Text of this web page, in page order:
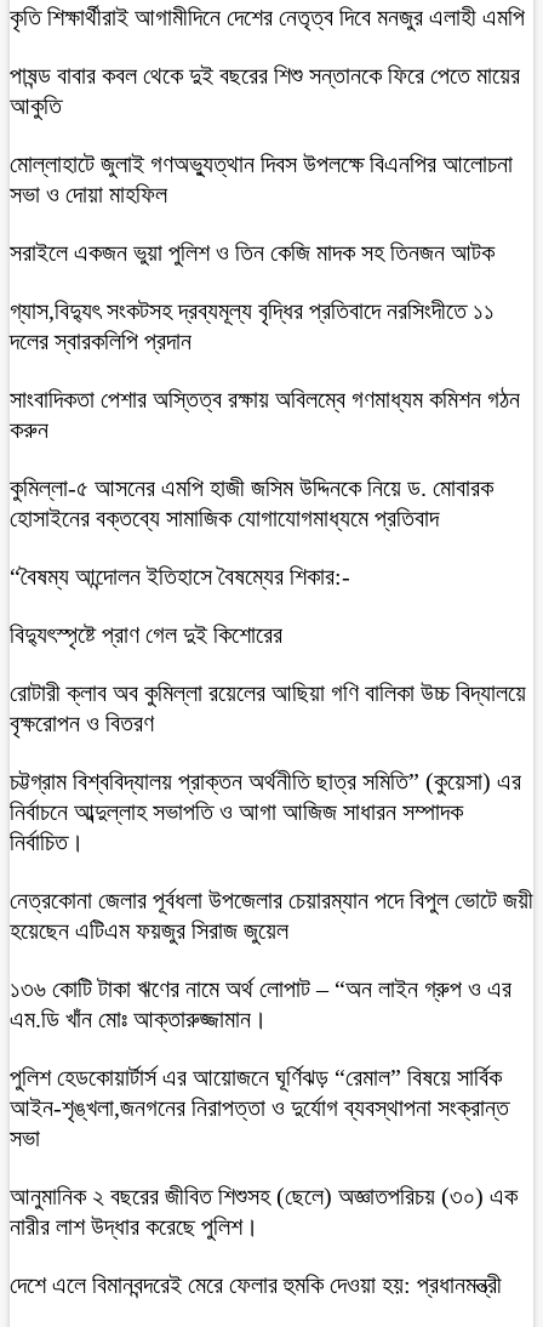
কৃতি শিক্ষার্থীরাই আগামীদিনে দেশের নেতৃত্ব দিবে মনজুর এলাহী এমপি
পাষন্ড বাবার কবল থেকে দুই বছরের শিশু সন্তানকে ফিরে পেতে মায়ের
আকুতি
মোল্লাহাটে জুলাই গণঅভ্যুত্থান দিবস উপলক্ষে বিএনপির আলোচনা
সভা ও দোয়া মাহফিল
সরাইলে একজন ভুয়া পুলিশ ও তিন কেজি মাদক সহ তিনজন আটক
গ্যাস,বিদ্যুৎ সংকটসহ দ্রব্যমূল্য বৃদ্ধির প্রতিবাদে নরসিংদীতে ১১
দলের স্বারকলিপি প্রদান
সাংবাদিকতা পেশার অস্তিত্ব রক্ষায় অবিলম্বে গণমাধ্যম কমিশন গঠন
করুন
কুমিল্লা-৫ আসনের এমপি হাজী জসিম উদ্দিনকে নিয়ে ড. মোবারক
হোসাইনের বক্তব্যে সামাজিক যোগাযোগমাধ্যমে প্রতিবাদ
“বৈষম্য আন্দোলন ইতিহাসে বৈষম্যের শিকার:-
বিদ্যুৎস্পৃষ্টে প্রাণ গেল দুই কিশোরের
রোটারী ক্লাব অব কুমিল্লা রয়েলের আছিয়া গণি বালিকা উচ্চ বিদ্যালয়ে
বৃক্ষরোপন ও বিতরণ
চট্টগ্রাম বিশ্ববিদ্যালয় প্রাক্তন অর্থনীতি ছাত্র সমিতি” (কুয়েসা) এর
নির্বাচনে আব্দুল্লাহ সভাপতি ও আগা আজিজ সাধারন সম্পাদক
নির্বাচিত।
নেত্রকোনা জেলার পূর্বধলা উপজেলার চেয়ারম্যান পদে বিপুল ভোটে জয়ী
হয়েছেন এটিএম ফয়জুর সিরাজ জুয়েল
১৩৬ কোটি টাকা ঋণের নামে অর্থ লোপাট – “অন লাইন গ্রুপ ও এর
এম.ডি খাঁন মোঃ আক্তারুজ্জামান।
পুলিশ হেডকোয়ার্টার্স এর আয়োজনে ঘূর্ণিঝড় “রেমাল” বিষয়ে সার্বিক
আইন-শৃঙ্খলা,জনগনের নিরাপত্তা ও দুর্যোগ ব্যবস্থাপনা সংক্রান্ত
সভা
আনুমানিক ২ বছরের জীবিত শিশুসহ (ছেলে) অজ্ঞাতপরিচয় (৩০) এক
নারীর লাশ উদ্ধার করেছে পুলিশ।
দেশে এলে বিমানবন্দরেই মেরে ফেলার হুমকি দেওয়া হয়: প্রধানমন্ত্রী